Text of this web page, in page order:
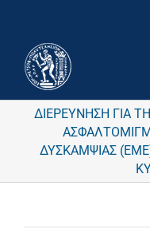
ΔΙΕΡΕΥΝΗΣΗ ΓΙΑ
ΔΥΣΚΑΜΨΙΑΣ